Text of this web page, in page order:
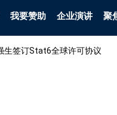
我要赞助 企业演讲 聚
生签订Stat6全球许可协议